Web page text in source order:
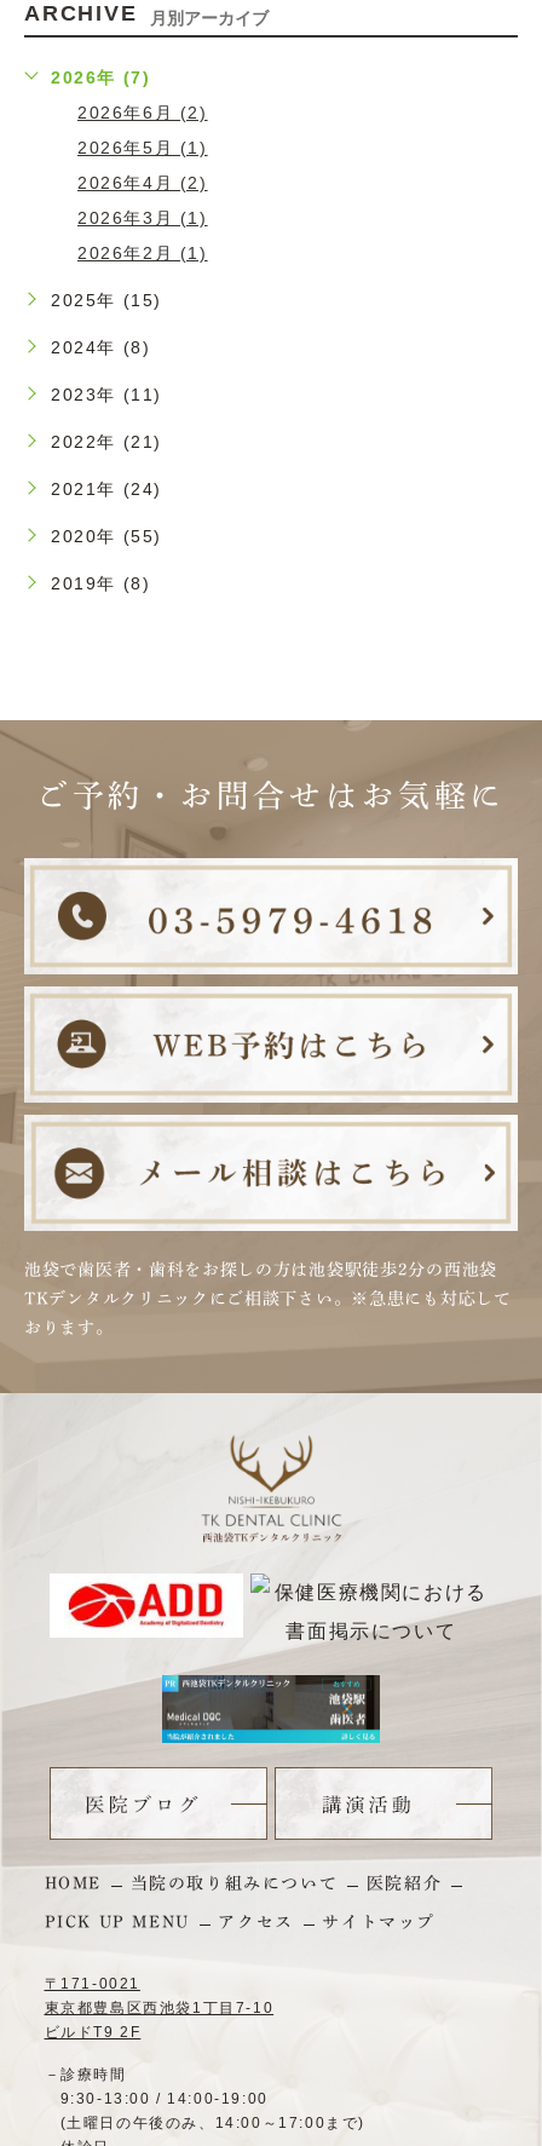
ARCHIVE 月別アーカイブ
2026年 (7)
2026年6月 (2)
2026年5月 (1)
2026年4月 (2)
2026年3月 (1)
2026年2月 (1)
2025年 (15)
2024年 (8)
2023年 (11)
2022年 (21)
2021年 (24)
2020年 (55)
2019年 (8)
ご予約・お問合せは お気軽に
池袋で歯医者・歯科をお探しの方は池袋駅徒歩2分の 西池袋
TKデンタルクリニックにご相談下さい。
※急患にも対応して
おります。
HOME 当院の取り組みについて 医院紹介
PICK UP MENU アクセス サイトマップ
〒171-0021
東京都豊島区西池袋1丁目7-10
ビルドT9 2F
－診療時間
9:30-13:00 / 14:00-19:00
(土曜日の午後のみ、14:00～17:00まで)